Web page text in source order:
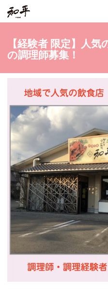
【経験者 限定】人
の調理師募集！